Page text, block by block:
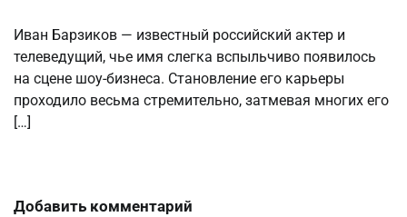
Иван Барзиков — известный российский актер и
телеведущий, чье имя слегка вспыльчиво появилось
на сцене шоу-бизнеса. Становление его карьеры
проходило весьма стремительно, затмевая многих его
[…]
Добавить комментарий